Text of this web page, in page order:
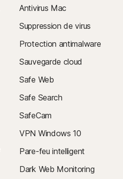
Antivirus Mac
Suppression de virus
Protection antimalware
Sauvegarde cloud
Safe Web
Safe Search
SafeCam
VPN Windows 10
Pare-feu intelligent
Dark Web Monitoring